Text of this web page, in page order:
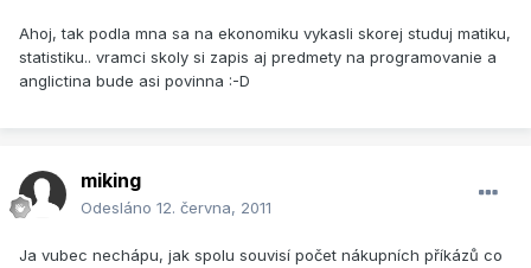
Ahoj, tak podla mna sa na ekonomiku vykasli skorej studuj matiku,
statistiku.. vramci skoly si zapis aj predmety na programovanie a
anglictina bude asi povinna :-D
miking
Odesláno 12. června, 2011
Ja vubec nechápu, jak spolu souvisí počet nákupních příkázů co